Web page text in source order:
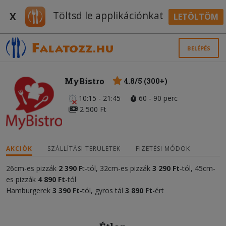
X Töltsd le applikációnkat LETÖLTÖM
BELÉPÉS
MyBistro
4.8/5 (300+)
10:15 - 21:45
60 - 90 perc
2 500 Ft
AKCIÓK SZÁLLÍTÁSI TERÜLETEK FIZETÉSI MÓDOK
26cm-es pizzák 2 390 Ft-tól, 32cm-es pizzák 3 290 Ft-tól, 45cm-
es pizzák 4 890 Ft-tól
Hamburgerek 3 390 Ft-tól, gyros tál 3 890 Ft-ért